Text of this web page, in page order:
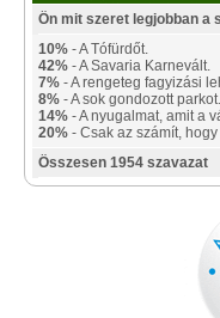
Ön mit szeret legjobban a
10% - A Tófürdőt.
42% - A Savaria Karnevált.
7% - A rengeteg fagyizási
8% - A sok gondozott parkot.
14% - A nyugalmat, amit a
20% - Csak az számít,
Összesen 1954 szavazat